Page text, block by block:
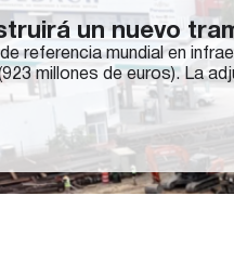
un nuevo
referencia mundial en
millones de euros). La